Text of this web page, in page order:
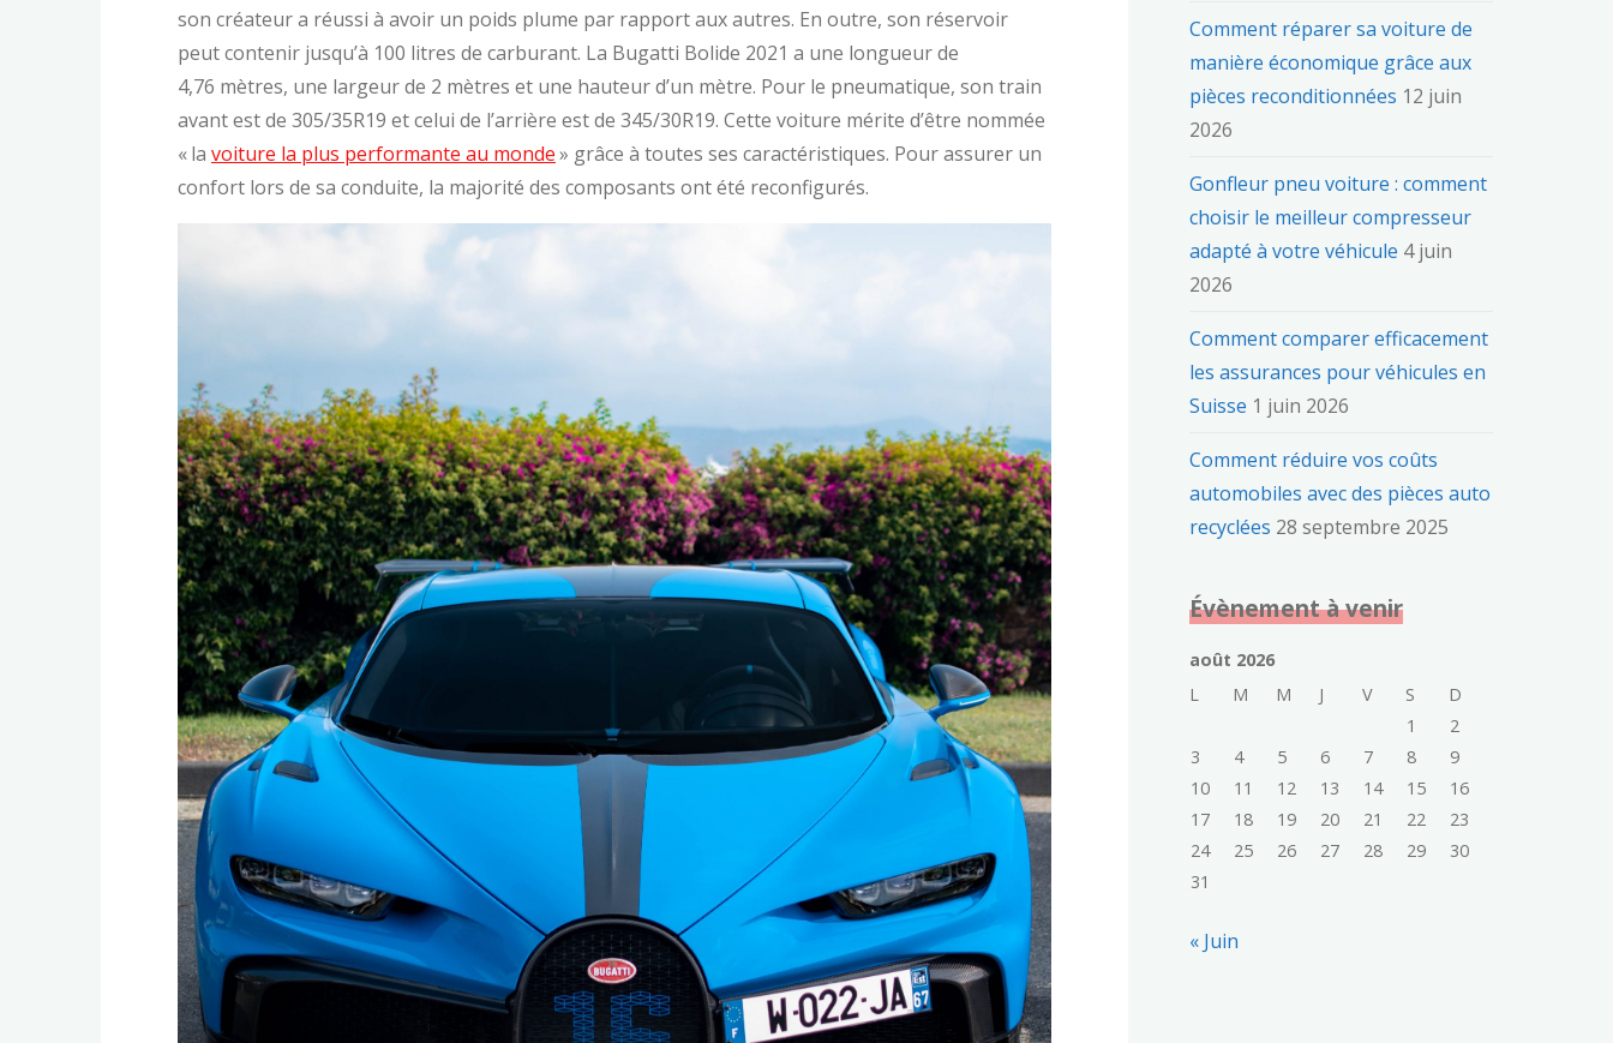
son créateur a réussi à avoir un poids plume par rapport aux autres. En outre, son réservoir
peut contenir jusqu’à 100 litres de carburant. La Bugatti Bolide 2021 a une longueur de
4,76 mètres, une largeur de 2 mètres et une hauteur d’un mètre. Pour le pneumatique, son train
avant est de 305/35R19 et celui de l’arrière est de 345/30R19. Cette voiture mérite d’être nommée
« la voiture la plus performante au monde» grâce à toutes ses caractéristiques. Pour assurer un
confort lors de sa conduite, la majorité des composants ont été reconfigurés.
Comment réparer sa voiture de
manière économique grâce aux
pièces reconditionnées 12 juin
2026
Gonfleur pneu voiture : comment
choisir le meilleur compresseur
adapté à votre véhicule 4 juin
2026
Comment comparer efficacement
les assurances pour véhicules en
Suisse 1 juin 2026
Comment réduire vos coûts
automobiles avec des pièces auto
recyclées 28 septembre 2025
Évènement à venir
août 2026
L
M M J V S
D
1
2
3
4 5 6 7 8
9
10
11 12 13 14 15
16
17
18 19 20 21 22
23
24
25 26 27 28 29
30
31
« Juin